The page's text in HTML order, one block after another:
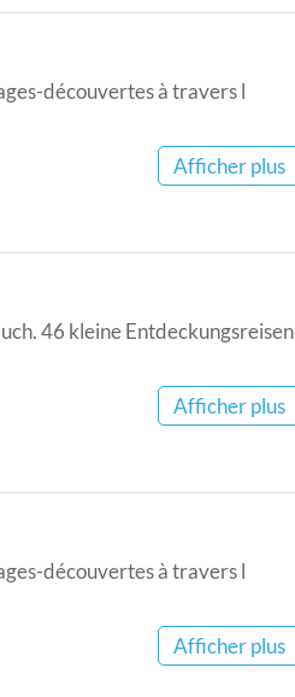
découvertes à travers l
Afficher plus
46 kleine Entdeckungsreisen
Afficher plus
découvertes à travers l
Afficher plus